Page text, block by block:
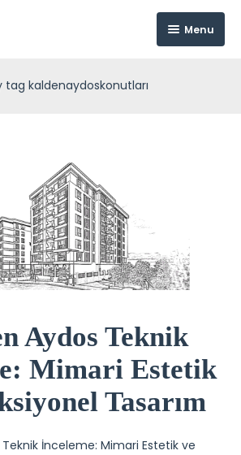
Menu
tag kaldenaydoskonutları
Aydos Teknik
Mimari Estetik
Tasarım
İnceleme: Mimari Estetik ve